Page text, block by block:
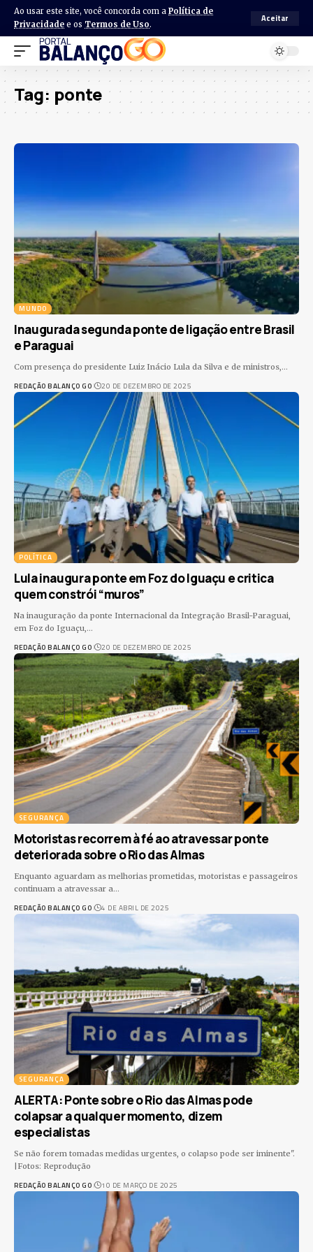
Ao usar este site, você concorda com a Política de
Privacidade e os Termos de Uso.
Aceitar
Tag: ponte
MUNDO
Inaugurada segunda ponte de ligação entre Brasil
e Paraguai
Com presença do presidente Luiz Inácio Lula da Silva e de ministros, …
REDAÇÃO BALANÇO GO 20 DE DEZEMBRO DE 2025
POLÍTICA
Lula inaugura ponte em Foz do Iguaçu e critica
quem constrói “muros”
Na inauguração da ponte Internacional da Integração Brasil-Paraguai,
em Foz do Iguaçu, …
REDAÇÃO BALANÇO GO 20 DE DEZEMBRO DE 2025
SEGURANÇA
Motoristas recorrem à fé ao atravessar ponte
deteriorada sobre o Rio das Almas
Enquanto aguardam as melhorias prometidas, motoristas e passageiros
continuam a atravessar a…
REDAÇÃO BALANÇO GO 4 DE ABRIL DE 2025
SEGURANÇA
ALERTA: Ponte sobre o Rio das Almas pode
colapsar a qualquer momento, dizem
especialistas
Se não forem tomadas medidas urgentes, o colapso pode ser iminente".
|Fotos: Reprodução
REDAÇÃO BALANÇO GO 10 DE MARÇO DE 2025